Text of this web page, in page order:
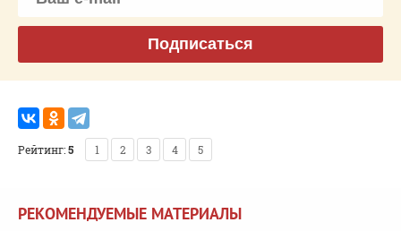
Подписаться
Рейтинг:5 1 2 3 4 5
РЕКОМЕНДУЕМЫЕ МАТЕРИАЛЫ